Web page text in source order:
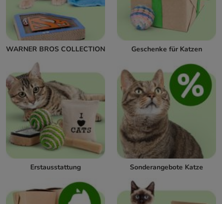
WARNER BROS COLLECTION Geschenke für Katzen
Erstausstattung Sonderangebote Katze